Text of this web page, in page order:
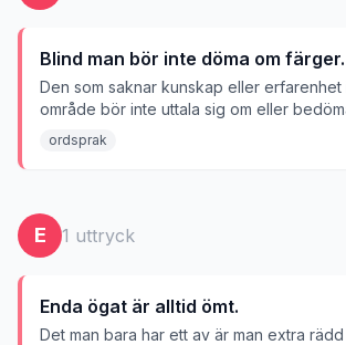
Blind man bör inte döma om färger.
Den som saknar kunskap eller erfarenhet
område bör inte uttala sig om eller
ordsprak
E 1 uttryck
Enda ögat är alltid ömt.
Det man bara har ett av är man extra